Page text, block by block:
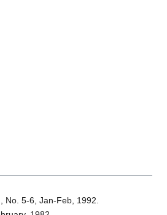
No. 5-6, Jan-Feb, 1992.